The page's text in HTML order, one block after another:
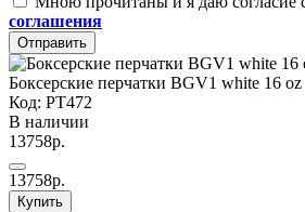
соглашения
Отправить
Боксерские перчатки BGV1 white 16 oz
Код: PT472
В наличии
13758р.
13758р.
Купить